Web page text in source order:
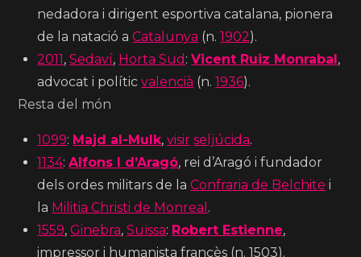
nedadora i dirigent esportiva catalana, pionera
de la natació aCatalunya (n.1902).
2011,Sedaví, Horta Sud :Vicent Ruiz Monrabal,
advocat i políticvalencià (n.1936).
Resta del món
1099: Majd al-Mulk,visir seljúcida.
1134:Alfons I d’Aragó, rei d’Aragó i fundador
dels ordes militars de laConfraria de Belchite i
la Militia Christi de Monreal .
1559,Ginebra,Suïssa: Robert Estienne,
impressor i humanista francès (n. 1503).